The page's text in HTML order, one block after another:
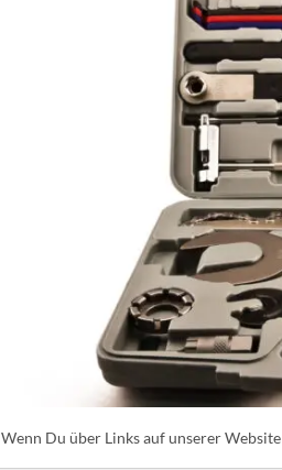
Wenn Du über Links auf unserer